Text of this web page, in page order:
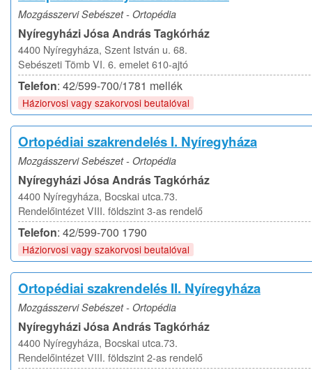
Mozgásszervi Sebészet - Ortopédia
Nyíregyházi Jósa András Tagkórház
4400 Nyíregyháza, Szent István u. 68.
Sebészeti Tömb VI. 6. emelet 610-ajtó
Telefon: 42/599-700/1781 mellék
Háziorvosi vagy szakorvosi beutalóval
Ortopédiai szakrendelés I. Nyíregyháza
Mozgásszervi Sebészet - Ortopédia
Nyíregyházi Jósa András Tagkórház
4400 Nyíregyháza, Bocskai utca.73.
Rendelőintézet VIII. földszint 3-as rendelő
Telefon: 42/599-700 1790
Háziorvosi vagy szakorvosi beutalóval
Ortopédiai szakrendelés II. Nyíregyháza
Mozgásszervi Sebészet - Ortopédia
Nyíregyházi Jósa András Tagkórház
4400 Nyíregyháza, Bocskai utca.73.
Rendelőintézet VIII. földszint 2-as rendelő